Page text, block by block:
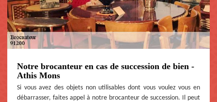
Notre brocanteur en cas de succession de bien -
Athis Mons
Si vous avez des objets non utilisables dont vous voulez vous en
débarrasser, faites appel à notre brocanteur de succession. Il peut